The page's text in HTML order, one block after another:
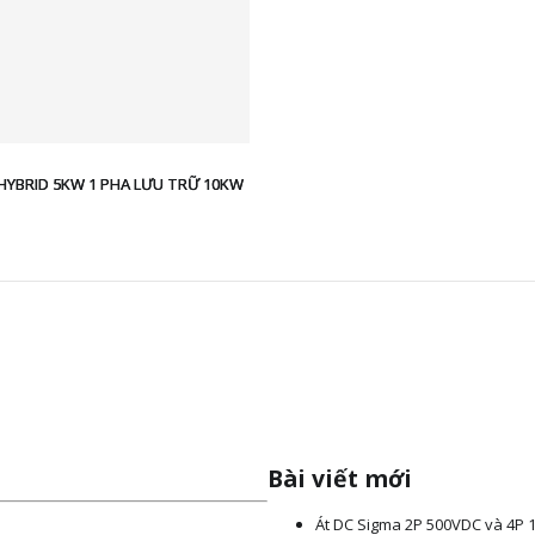
5KW 1 PHA LƯU TRỮ 10KW
Bài viết mới
Át DC Sigma 2P 500VDC và 4P